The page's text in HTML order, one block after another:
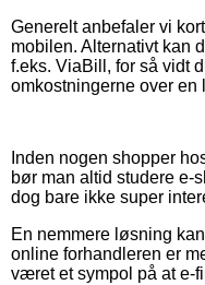
Generelt anbefaler vi
mobilen. Alternativt kan
f.eks. ViaBill, for så vidt
omkostningerne over
Inden nogen shopper
bør man altid studere e-
dog bare ikke super
En nemmere løsning
online forhandleren er
været et sympol på at e-